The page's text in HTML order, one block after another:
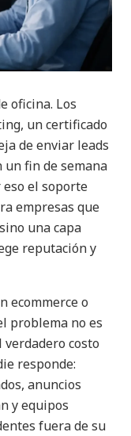
oficina. Los
un certificado
de enviar leads
un fin de semana
eso el soporte
empresas que
una capa
reputación y
ecommerce o
problema no es
verdadero costo
responde:
anuncios
y equipos
fuera de su